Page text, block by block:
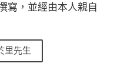
寫，並經由本人親自
里先生